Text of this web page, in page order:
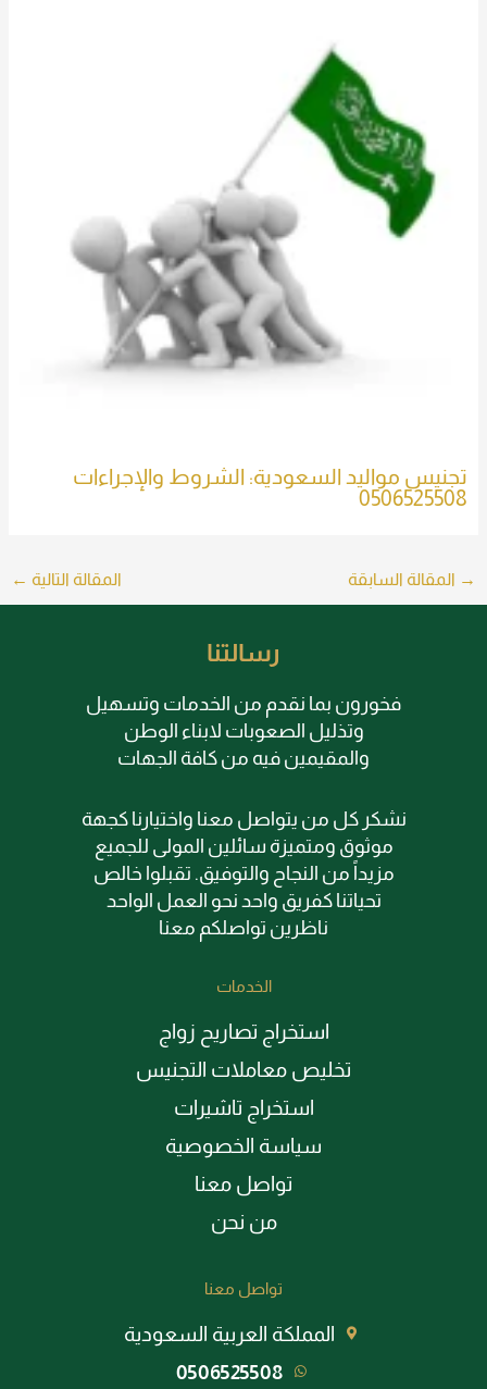
تجنيس مواليد السعودية: الشروط والإجراءات
0506525508
→ المقالة السابقة المقالة التالية ←
رسالتنا
فخورون بما نقدم من الخدمات وتسهيل
وتذليل الصعوبات لابناء الوطن
والمقيمين فيه من كافة الجهات
نشكر كل من يتواصل معنا واختيارنا كجهة
موثوق ومتميزة سائلين المولى للجميع
مزيداً من النجاح والتوفيق. تقبلوا خالص
تحياتنا كفريق واحد نحو العمل الواحد
ناظرين تواصلكم معنا
الخدمات
استخراج تصاريح زواج
تخليص معاملات التجنيس
استخراج تاشيرات
سياسة الخصوصية
تواصل معنا
من نحن
تواصل معنا
المملكة العربية السعودية
0506525508